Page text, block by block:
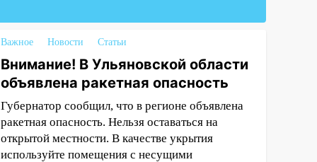
Важное Новости Статьи
Внимание! В Ульяновской области
объявлена ракетная опасность
Губернатор сообщил, что в регионе объявлена
ракетная опасность. Нельзя оставаться на
открытой местности. В качестве укрытия
используйте помещения с несущими